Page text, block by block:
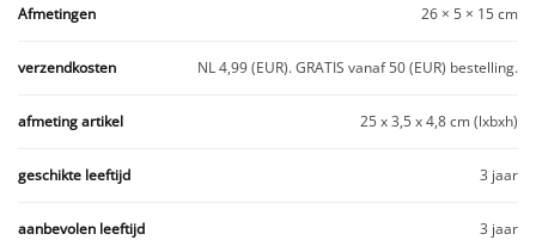
Afmetingen 26 × 5 × 15 cm
verzendkosten NL 4,99 (EUR). GRATIS vanaf 50 (EUR) bestelling.
afmeting artikel 25 x 3,5 x 4,8 cm (lxbxh)
geschikte leeftijd 3 jaar
aanbevolen leeftijd 3 jaar